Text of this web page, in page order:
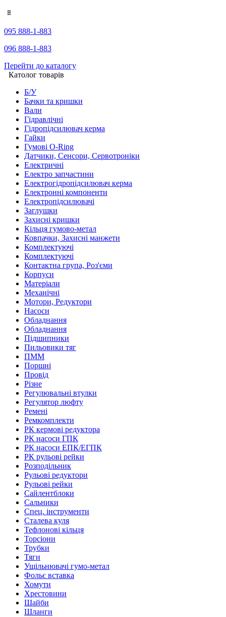
095 888-1-883
096 888-1-883
Перейти до каталогу
Католог товарів
Б/У
Бачки та кришки
Вали
Гідравлічні
Гідропідсилювач керма
Гайки
Гумові O-Ring
Датчики, Сенсори, Сервотроніки
Електричні
Електро запчастини
Електрогідропідсилювач керма
Електронні компоненти
Електропідсилювачі
Заглушки
Захисні кришки
Кільця гумово-метал
Ковпачки, Захисні манжети
Комплектуючі
Комплектуючі
Контактна група, Роз'єми
Корпуси
Матеріали
Механічні
Мотори, Редуктори
Насоси
Обладнання
Обладнання
Підшипники
Пильовики тяг
ПММ
Поршні
Провід
Різне
Регулювальні втулки
Регулятор люфту
Ремені
Ремкомплекти
РК кермові редуктора
РК насоси ГПК
РК насоси ЕПК/ЕГПК
РК рульові рейки
Розподільник
Рульові редуктори
Рульові рейки
Сайлентблоки
Сальники
Спец. інструменти
Сталева куля
Тефлонові кільця
Торсіони
Трубки
Тяги
Ущільнювачі гумо-метал
Фольє вставка
Хомути
Хрестовини
Шайби
Шланги